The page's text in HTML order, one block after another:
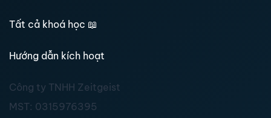
Tất cả khoá học 📖
Hướng dẫn kích hoạt
Công ty TNHH Zeitgeist
MST: 0315976395